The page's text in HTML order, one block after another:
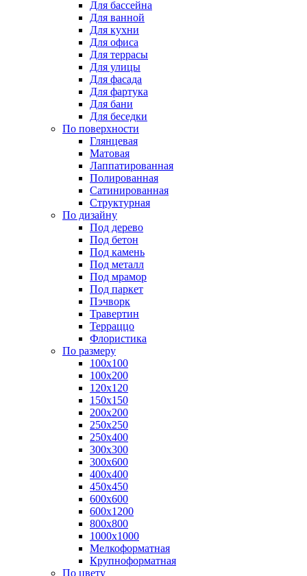
Для бассейна
Для ванной
Для кухни
Для офиса
Для террасы
Для улицы
Для фасада
Для фартука
Для бани
Для беседки
По поверхности
Глянцевая
Матовая
Лаппатированная
Полированная
Сатинированная
Структурная
По дизайну
Под дерево
Под бетон
Под камень
Под металл
Под мрамор
Под паркет
Пэчворк
Травертин
Терраццо
Флористика
По размеру
100х100
100х200
120х120
150х150
200х200
250х250
250х400
300х300
300х600
400х400
450х450
600х600
600х1200
800х800
1000х1000
Мелкоформатная
Крупноформатная
По цвету